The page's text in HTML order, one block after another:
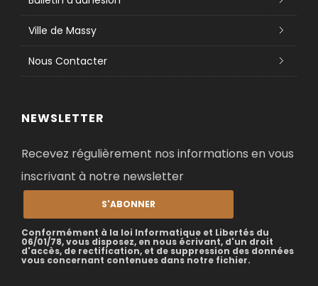
Ville de Massy
Nous Contacter
NEWSLETTER
Recevez régulièrement nos informations en vous
inscrivant à notre newsletter
S'ABONNER
Conformément à la loi Informatique et Libertés du
06/01/78, vous disposez, en nous écrivant, d'un droit
d'accès, de rectification, et de suppression des données
vous concernant contenues dans notre fichier.